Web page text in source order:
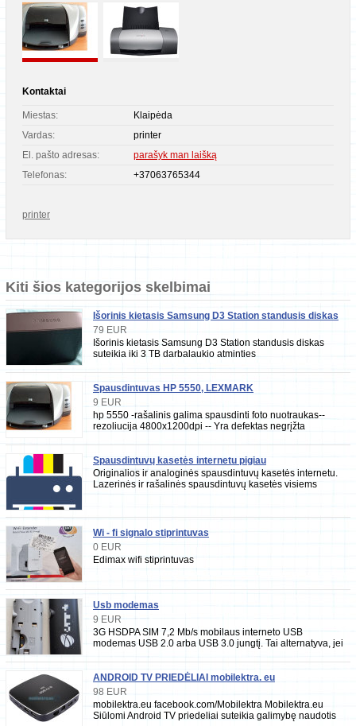
Kontaktai
Miestas:
Klaipėda
Vardas:
printer
El. pašto adresas:
parašyk man laišką
Telefonas:
+37063765344
printer
Kiti šios kategorijos skelbimai
Išorinis kietasis Samsung D3 Station standusis diskas
suteikia iki 3 TB darbalaukio atminties
79 EUR
Išorinis kietasis Samsung D3 Station standusis diskas
suteikia iki 3 TB darbalaukio atminties
Spausdintuvas HP 5550, LEXMARK
9 EUR
hp 5550 -rašalinis galima spausdinti foto nuotraukas--
rezoliucija 4800x1200dpi -- Yra defektas negrįžta
Spausdintuvų kasetės internetu pigiau
Originalios ir analoginės spausdintuvų kasetės internetu.
Lazerinės ir rašalinės spausdintuvų kasetės visiems
Wi - fi signalo stiprintuvas
0 EUR
Edimax wifi stiprintuvas
Usb modemas
9 EUR
3G HSDPA SIM 7,2 Mb/s mobilaus interneto USB
modemas USB 2.0 arba USB 3.0 jungtį. Tai alternatyva, jei
ANDROID TV PRIEDĖLIAI mobilektra. eu
98 EUR
mobilektra.eu facebook.com/Mobilektra Mobilektra.eu
Siūlomi Android TV priedeliai suteikia galimybę naudotis